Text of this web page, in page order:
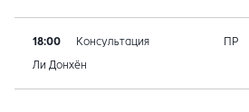
18:00 Консультация ПР
Ли Донхён